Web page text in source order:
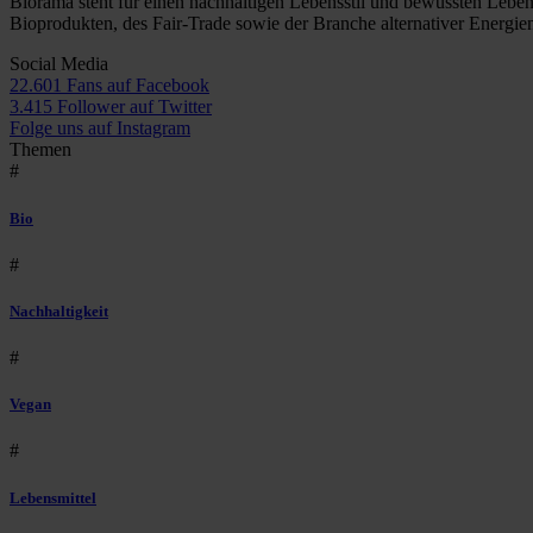
Bioprodukten, des Fair-Trade sowie der Branche alternativer
Social Media
22.601 Fans auf Facebook
3.415 Follower auf Twitter
Folge uns auf Instagram
Themen
#
Bio
#
Nachhaltigkeit
#
Vegan
#
Lebensmittel